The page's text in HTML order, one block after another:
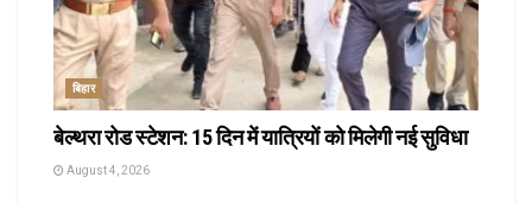
बिहार
बेल्थरा रोड स्टेशन: 15 दिन में यात्रियों को मिलेगी नई सुविधा
August 4, 2026